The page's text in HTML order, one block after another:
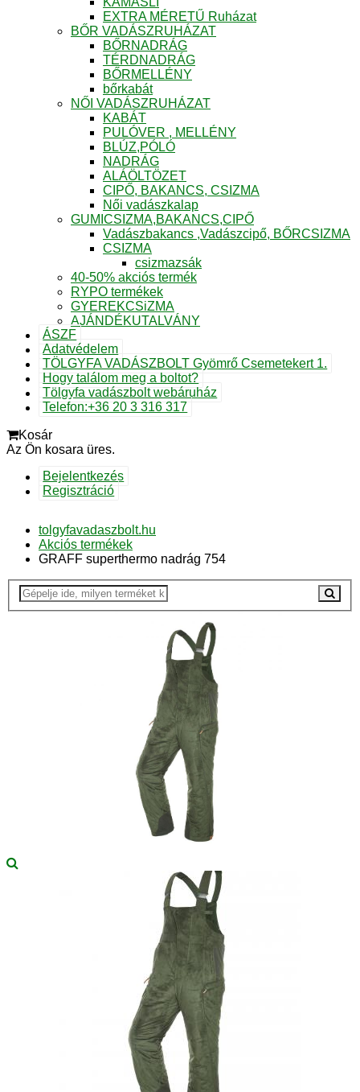
EXTRA MÉRETŰ Ruházat
BŐR VADÁSZRUHÁZAT
BŐRNADRÁG
TÉRDNADRÁG
BŐRMELLÉNY
bőrkabát
NŐI VADÁSZRUHÁZAT
KABÁT
PULÓVER , MELLÉNY
BLÚZ,PÓLÓ
NADRÁG
ALÁÖLTÖZET
CIPŐ, BAKANCS, CSIZMA
Női vadászkalap
GUMICSIZMA,BAKANCS,CIPŐ
Vadászbakancs ,Vadászcipő, BŐRCSIZMA
CSIZMA
csizmazsák
40-50% akciós termék
RYPO termékek
GYEREKCSiZMA
AJÁNDÉKUTALVÁNY
ÁSZF
Adatvédelem
TÖLGYFA VADÁSZBOLT Gyömrő Csemetekert 1.
Hogy találom meg a boltot?
Tölgyfa vadászbolt webáruház
Telefon:+36 20 3 316 317
Kosár
Az Ön kosara üres.
Bejelentkezés
Regisztráció
tolgyfavadaszbolt.hu
Akciós termékek
GRAFF superthermo nadrág 754